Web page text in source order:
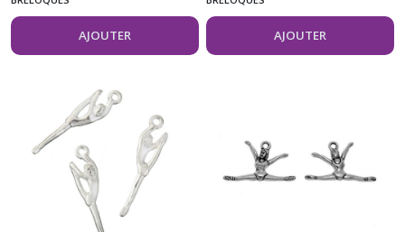
vendue à l'unité
AJOUTER AJOUTER